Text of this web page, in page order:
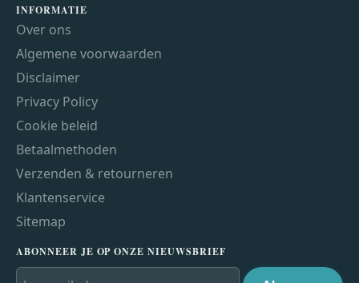
INFORMATIE
Over ons
Algemene voorwaarden
Disclaimer
Privacy Policy
Cookie beleid
Betaalmethoden
Verzenden & retourneren
Klantenservice
Sitemap
ABONNEER JE OP ONZE NIEUWSBRIEF